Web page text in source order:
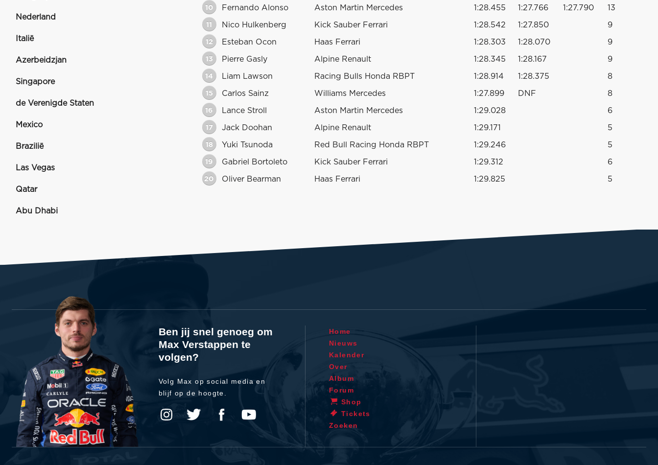
Nederland
Italië
Azerbeidzjan
Singapore
de Verenigde Staten
Mexico
Brazilië
Las Vegas
Qatar
Abu Dhabi
10 Fernando Alonso Aston Martin Mercedes 1:28.455 1:27.766 1:27.790 13
11 Nico Hulkenberg Kick Sauber Ferrari 1:28.542 1:27.850 9
12 Esteban Ocon Haas Ferrari 1:28.303 1:28.070 9
13 Pierre Gasly Alpine Renault 1:28.345 1:28.167 9
14 Liam Lawson Racing Bulls Honda RBPT 1:28.914 1:28.375 8
15 Carlos Sainz Williams Mercedes 1:27.899 DNF 8
16 Lance Stroll Aston Martin Mercedes 1:29.028 6
17 Jack Doohan Alpine Renault 1:29.171 5
18 Yuki Tsunoda Red Bull Racing Honda RBPT 1:29.246 5
19 Gabriel Bortoleto Kick Sauber Ferrari 1:29.312 6
20 Oliver Bearman Haas Ferrari 1:29.825 5
Ben jij snel genoeg om
Max Verstappen te
volgen?
Volg Max op social media en
blijf op de hoogte.
Home
Nieuws
Kalender
Over
Album
Forum
Shop
Tickets
Zoeken